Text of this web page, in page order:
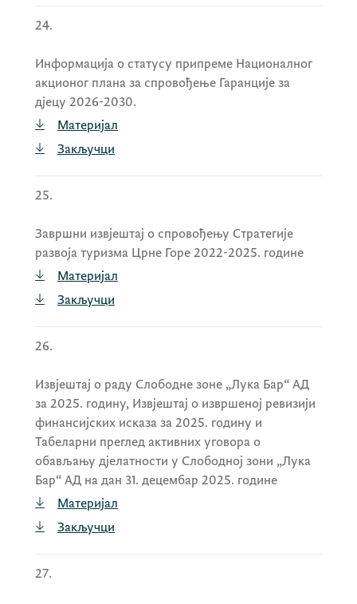
24.
Информација о статусу припреме Националног
акционог плана за спровођење Гаранције за
дјецу 2026-2030.
Материјал
Закључци
25.
Завршни извјештај о спровођењу Стратегије
развоја туризма Црне Горе 2022-2025. године
Материјал
Закључци
26.
Извјештај о раду Слободне зоне „Лука Бар“ АД
за 2025. годину, Извјештај о извршеној ревизији
финансијских исказа за 2025. годину и
Табеларни преглед активних уговора о
обављању дјелатности у Слободној зони „Лука
Бар“ АД на дан 31. децембар 2025. године
Материјал
Закључци
27.